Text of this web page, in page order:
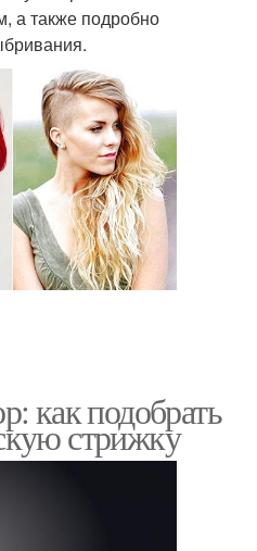
а также подробно
как подобрать
стрижку